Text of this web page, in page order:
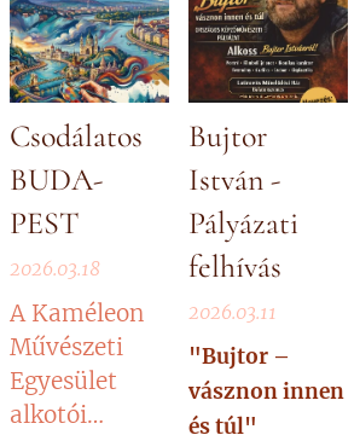
Csodálatos
BUDA-
PEST
2026.03.18
A Kaméleon
Művészeti
Egyesület
alkotói
Bujtor
István -
Pályázati
felhívás
2026.03.11
"Bujtor –
vásznon innen
és túl"